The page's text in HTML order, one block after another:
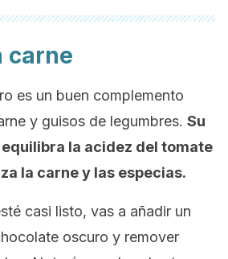
carne
es un buen complemento
y guisos de legumbres. Su
la acidez del tomate
la carne y las especias.
casi listo, vas a añadir un
oscuro y remover